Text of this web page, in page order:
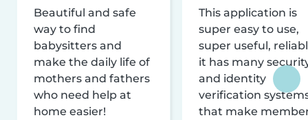
Beautiful and safe
way to find
babysitters and
make the daily life of
mothers and fathers
who need help at
home easier!
This application is
super easy to use,
super useful,
it has many
and identity
verification
that make